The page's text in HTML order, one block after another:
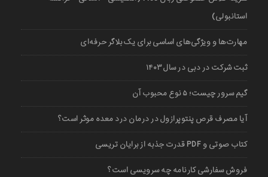
استانبولی)
مهارت‌ها و ویژگی‌های اساسی برای یک بلاگر حرفه‌ای
ثبت شرکت در دبی در سال ۱۴۰۳
گیم سرور چیست؛ ۵ نوع محبوب آن
آیا مصرف قرص پنتوپرازول در درمان درد معده موثر است؟
کتاب صوتی و PDF قدرت جذبه از برایان تریسی
فروش سفارشی کارنامه چه سرویسی است؟